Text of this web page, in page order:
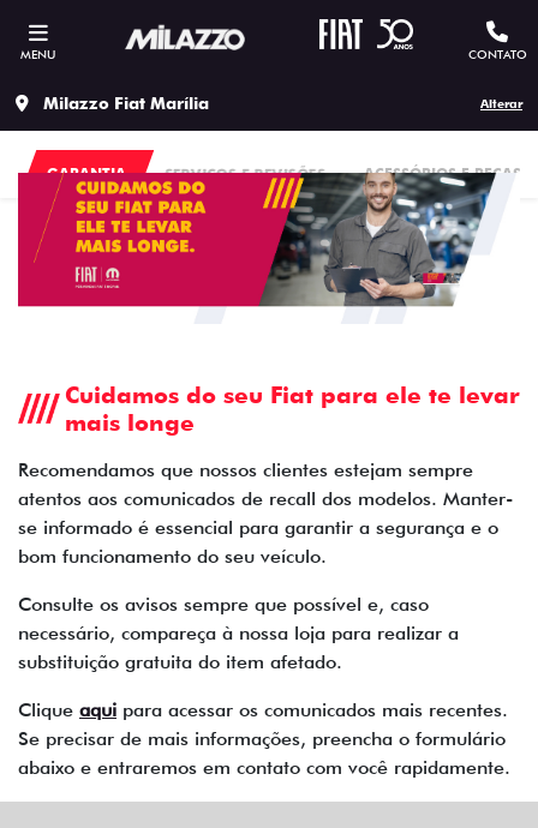
MENU CONTATO
Milazzo Fiat Marília Alterar
SERVIÇOS E REVISÕES ACESSÓRIOS E PEÇAS
GARANTIA
Cuidamos do seu Fiat para ele te levar
mais longe
Recomendamos que nossos clientes estejam sempre
atentos aos comunicados de recall dos modelos. Manter-
se informado é essencial para garantir a segurança e o
bom funcionamento do seu veículo.
Consulte os avisos sempre que possível e, caso
necessário, compareça à nossa loja para realizar a
substituição gratuita do item afetado.
Clique aqui para acessar os comunicados mais recentes.
Se precisar de mais informações, preencha o formulário
abaixo e entraremos em contato com você rapidamente.